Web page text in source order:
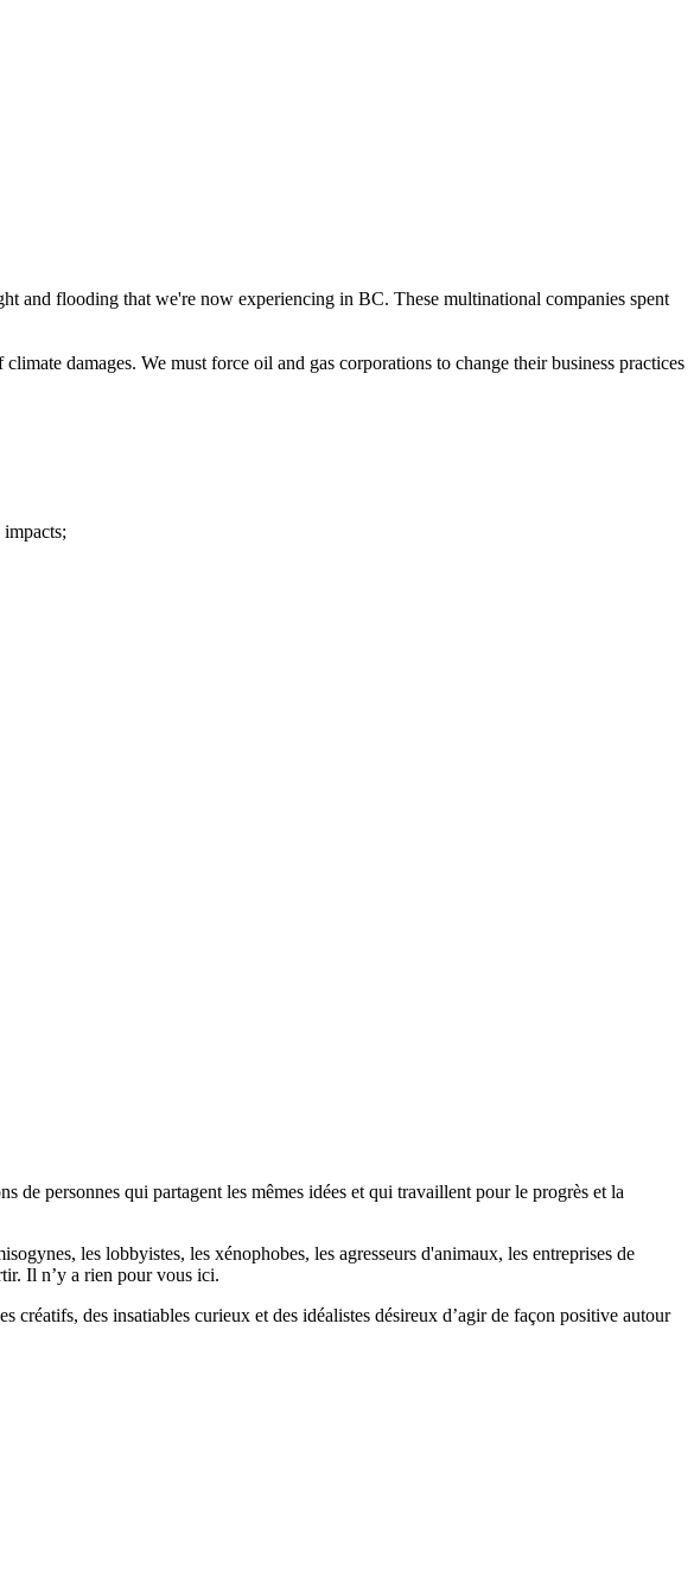
and flooding that we're now experiencing in BC. These multinational companies spent
damages. We must force oil and gas corporations to change their business practices
personnes qui partagent les mêmes idées et qui travaillent pour le progrès et la
les lobbyistes, les xénophobes, les agresseurs d'animaux, les entreprises de
Il n’y a rien pour vous ici.
créatifs, des insatiables curieux et des idéalistes désireux d’agir de façon positive autour